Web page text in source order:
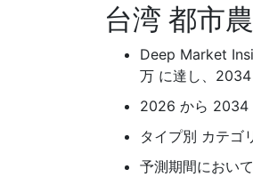
台湾 都市
Deep Market
万 に達し、2034
2026 から 2034
タイプ別 カテゴ
予測期間におい